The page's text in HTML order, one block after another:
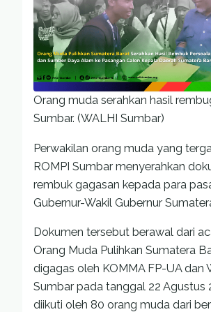
Orang muda serahkan hasil
Sumbar. (WALHI Sumbar)
Perwakilan orang muda yang
ROMPI Sumbar menyerahkan
rembuk gagasan kepada para
Gubernur-Wakil Gubernur
Dokumen tersebut berawal dari
Orang Muda Pulihkan Sumatera
digagas oleh KOMMA FP-UA dan
Sumbar pada tanggal 22 Agustus
diikuti oleh 80 orang muda dari